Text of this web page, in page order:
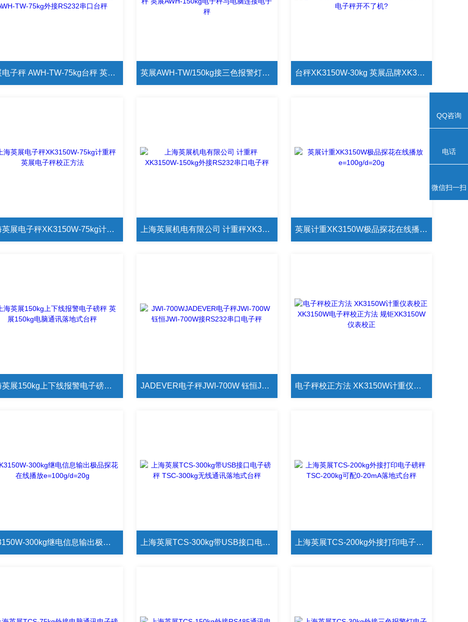
英展电子秤 AWH-TW-75kg台秤 英展AWH-TW-75kg外接RS232串口台秤 英展AWH-TW/150kg接三色报警灯电子秤 英展AWH-150kg电子秤与电脑连接电子秤 台秤XK3150W-30kg 英展品牌XK3150W电子秤开不了机?
上海英展电子秤XK3150W-75kg计重秤 英展电子秤校正方法 上海英展机电有限公司 计重秤XK3150W-150kg外接RS232串口电子秤 英展计重XK3150W极品探花在线播放e=100g/d=20g
上海英展150kg上下线报警电子磅秤 英展150kg电脑通讯落地式台秤 JADEVER电子秤JWI-700W 钰恒JWI-700W接RS232串口电子秤 电子秤校正方法 XK3150W计重仪表校正 XK3150W电子秤校正方法 规钜XK3150W仪表校正
XK3150W-300kg继电信息输出极品探花在线播放e=100g/d=20g 上海英展TCS-300kg带USB接口电子磅秤 TSC-300kg无线通讯落地式台秤 上海英展TCS-200kg外接打印电子磅秤 TSC-200kg可配0-20mA落地式台秤
QQ咨询
电话
微信扫一扫